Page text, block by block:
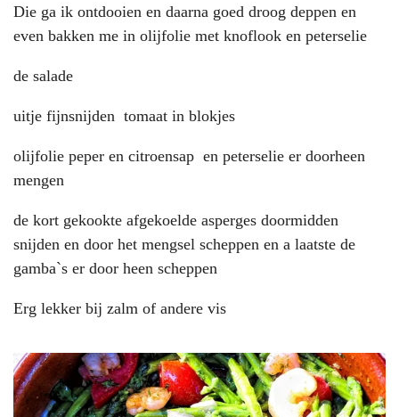
Die ga ik ontdooien en daarna goed droog deppen en
even bakken me in olijfolie met knoflook en peterselie
de salade
uitje fijnsnijden tomaat in blokjes
olijfolie peper en citroensap en peterselie er doorheen
mengen
de kort gekookte afgekoelde asperges doormidden
snijden en door het mengsel scheppen en a laatste de
gamba`s er door heen scheppen
Erg lekker bij zalm of andere vis